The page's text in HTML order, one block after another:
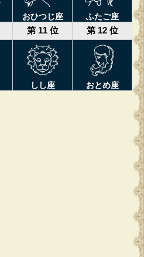
おひつじ座 ふたご座
第 11 位 第 12 位
しし座 おとめ座